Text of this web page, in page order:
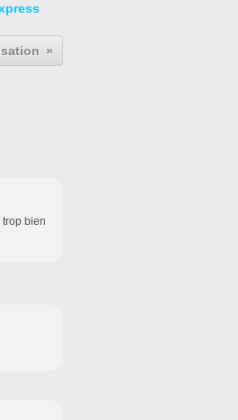
bien